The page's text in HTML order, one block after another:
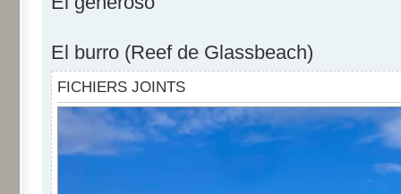
El burro (Reef de Glassbeach)
FICHIERS JOINTS